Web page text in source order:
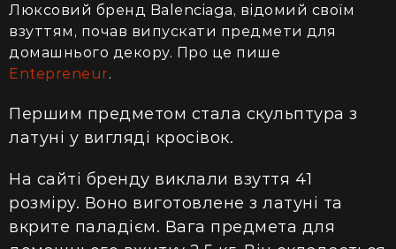
Люксовий бренд Balenciaga, відомий своїм
взуттям, почав випускати предмети для
домашнього декору. Про це пише
Entepreneur.
Першим предметом стала скульптура з
латуні у вигляді кросівок.
На сайті бренду виклали взуття 41
розміру. Воно виготовлене з латуні та
вкрите паладієм. Вага предмета для